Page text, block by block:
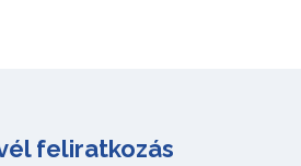
feliratkozás